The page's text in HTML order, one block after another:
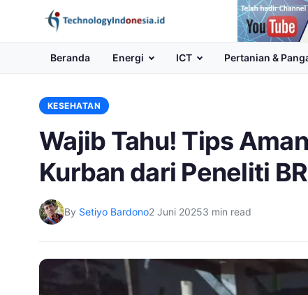
Channel
Youtube
Beranda Energi ICT Pertanian &
KESEHATAN
Wajib Tahu! Tips
Kurban dari Peneliti
By Setiyo Bardono2 Juni 20253 min read